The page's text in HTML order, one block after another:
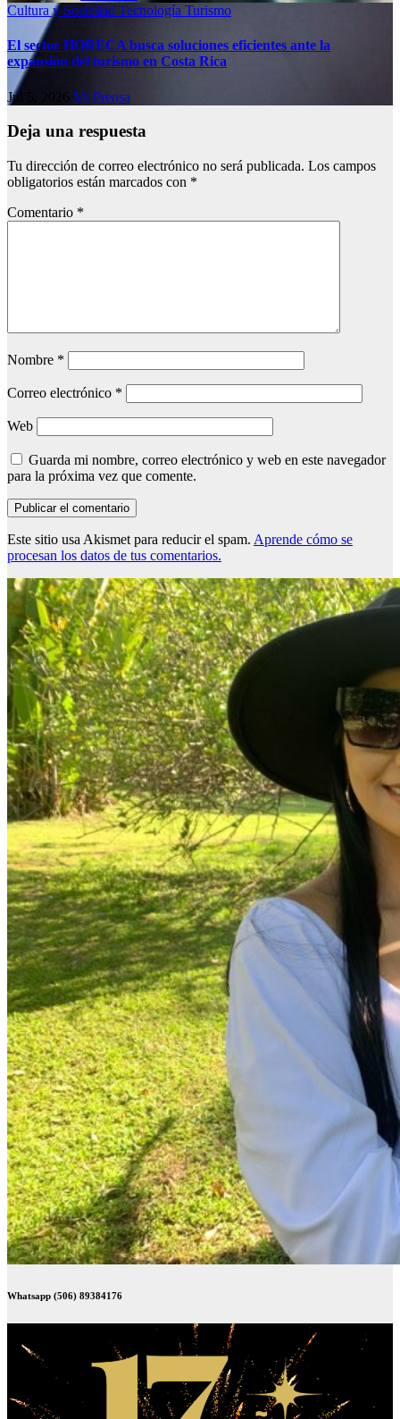
Cultura y Sociedad Tecnología Turismo
El sector HORECA busca soluciones eficientes ante la
expansión del turismo en Costa Rica
Jul 5, 2026 Mi Prensa
Deja una respuesta
Tu dirección de correo electrónico no será publicada. Los campos
obligatorios están marcados con *
Comentario *
Nombre *
Correo electrónico *
Web
Guarda mi nombre, correo electrónico y web en este navegador
para la próxima vez que comente.
Este sitio usa Akismet para reducir el spam. Aprende cómo se
procesan los datos de tus comentarios.
Whatsapp (506) 89384176